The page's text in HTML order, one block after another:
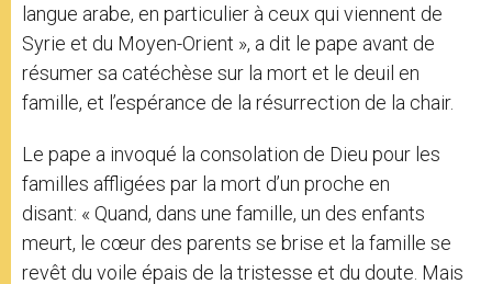
langue arabe, en particulier à ceux qui viennent de
Syrie et du Moyen-Orient », a dit le pape avant de
résumer sa catéchèse sur la mort et le deuil en
famille, et l’espérance de la résurrection de la chair.
Le pape a invoqué la consolation de Dieu pour les
familles affligées par la mort d’un proche en
disant: « Quand, dans une famille, un des enfants
meurt, le cœur des parents se brise et la famille se
revêt du voile épais de la tristesse et du doute. Mais